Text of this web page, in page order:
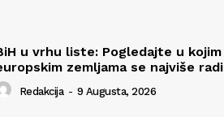
u vrhu liste: Pogledajte u kojim
zemljama se najviše radi
Redakcija - 9 Augusta, 2026